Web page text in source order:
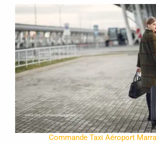
Commande Taxi Aéroport